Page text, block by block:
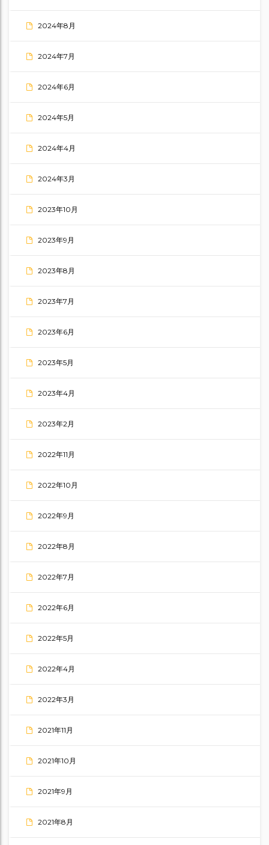
2024年8月
2024年7月
2024年6月
2024年5月
2024年4月
2024年3月
2023年10月
2023年9月
2023年8月
2023年7月
2023年6月
2023年5月
2023年4月
2023年2月
2022年11月
2022年10月
2022年9月
2022年8月
2022年7月
2022年6月
2022年5月
2022年4月
2022年3月
2021年11月
2021年10月
2021年9月
2021年8月